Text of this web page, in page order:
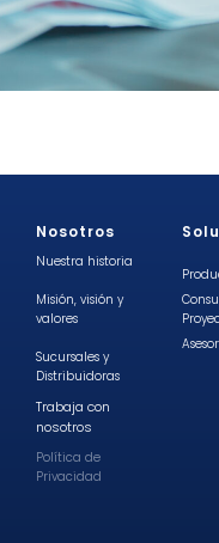
Nosotros
Nuestra historia
Misión, visión y
valores
Sucursales y
Distribuidoras
Trabaja con
nosotros
Política de
Privacidad